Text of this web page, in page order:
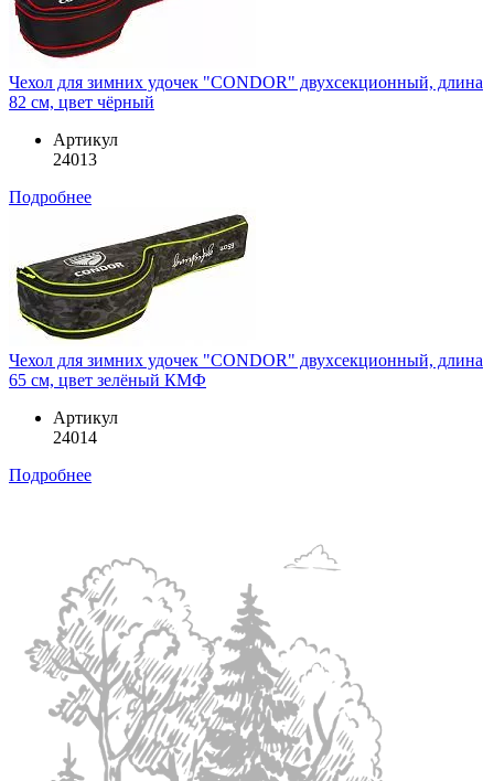
Чехол для зимних удочек "CONDOR" двухсекционный, длина
82 см, цвет чёрный
Артикул
24013
Подробнее
Чехол для зимних удочек "CONDOR" двухсекционный, длина
65 см, цвет зелёный КМФ
Артикул
24014
Подробнее